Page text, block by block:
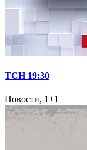
ТСН 19:30
Новости, 1+1